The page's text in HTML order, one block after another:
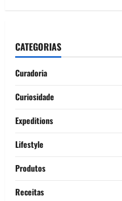
CATEGORIAS
Curadoria
Curiosidade
Expeditions
Lifestyle
Produtos
Receitas